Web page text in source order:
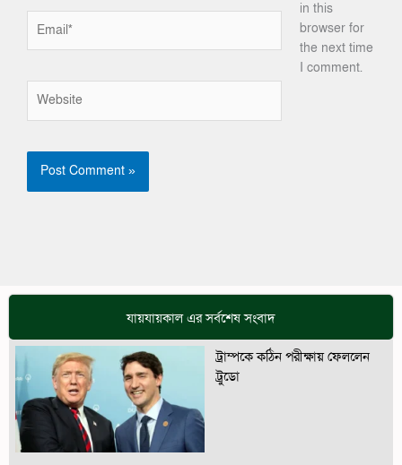
in this
browser for
the next time
I comment.
যায়যায়কাল এর সর্বশেষ সংবাদ
ট্রাম্পকে কঠিন পরীক্ষায় ফেললেন
ট্রুডো